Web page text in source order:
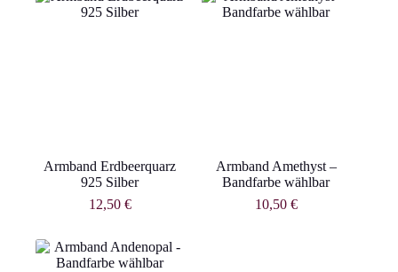
Armband Erdbeerquarz
925 Silber
12,50 €
Armband Amethyst –
Bandfarbe wählbar
10,50 €